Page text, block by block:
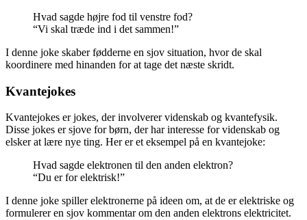
Hvad sagde højre fod til venstre fod?
“Vi skal træde ind i det sammen!”
I denne joke skaber fødderne en sjov situation, hvor de skal
koordinere med hinanden for at tage det næste skridt.
Kvantejokes
Kvantejokes er jokes, der involverer videnskab og kvantefysik.
Disse jokes er sjove for børn, der har interesse for videnskab og
elsker at lære nye ting. Her er et eksempel på en kvantejoke:
Hvad sagde elektronen til den anden elektron?
“Du er for elektrisk!”
I denne joke spiller elektronerne på ideen om, at de er elektriske og
formulerer en sjov kommentar om den anden elektrons elektricitet.